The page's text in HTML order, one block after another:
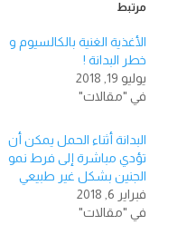
مرتبط
الأغذية الغنية بالكالسيوم و
خطر البدانة !
يوليو 19, 2018
في "مقالات"
البدانة أثناء الحمل يمكن أن
تؤدي مباشرة إلى فرط نمو
الجنين بشكل غير طبيعي
فبراير 6, 2018
في "مقالات"